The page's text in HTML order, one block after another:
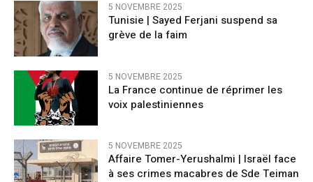
5 NOVEMBRE 2025
Tunisie | Sayed Ferjani suspend sa
grève de la faim
5 NOVEMBRE 2025
La France continue de réprimer les
voix palestiniennes
5 NOVEMBRE 2025
Affaire Tomer-Yerushalmi | Israël face
à ses crimes macabres de Sde Teiman